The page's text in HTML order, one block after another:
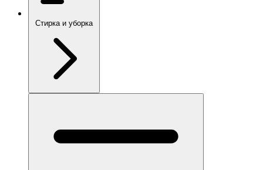
Стирка и уборка